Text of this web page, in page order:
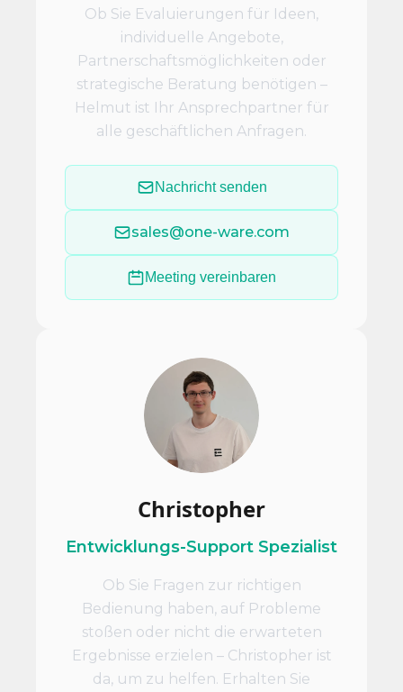
Ob Sie Evaluierungen für Ideen,
individuelle Angebote,
Partnerschaftsmöglichkeiten oder
strategische Beratung benötigen –
Helmut ist Ihr Ansprechpartner für
alle geschäftlichen Anfragen.
Nachricht senden
sales@one-ware.com
Meeting vereinbaren
Christopher
Entwicklungs-Support Spezialist
Ob Sie Fragen zur richtigen
Bedienung haben, auf Probleme
stoßen oder nicht die erwarteten
Ergebnisse erzielen – Christopher ist
da, um zu helfen. Erhalten Sie